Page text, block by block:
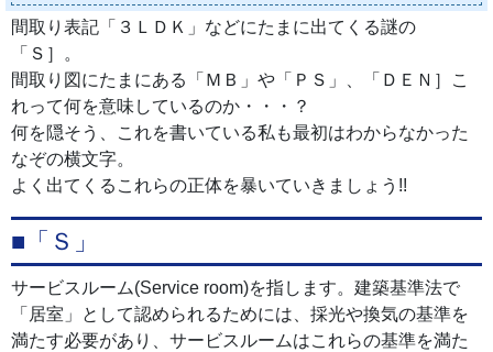
間取り表記「３ＬＤＫ」などにたまに出てくる謎の
「Ｓ］。
間取り図にたまにある「ＭＢ」や「ＰＳ」、「ＤＥＮ］こ
れって何を意味しているのか・・・？
何を隠そう、これを書いている私も最初はわからなかった
なぞの横文字。
よく出てくるこれらの正体を暴いていきましょう!!
■「Ｓ」
サービスルーム(Service room)を指します。 建築基準法で
「居室」として認められるためには、採光や換気の基準を
満たす必要があり、サービスルームはこれらの基準を満た